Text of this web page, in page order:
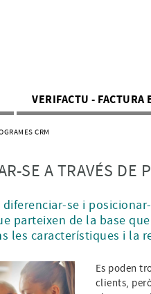
VERIFACTU - FACTURA
CRM
SE A TRAVÉS DE
se i
parteixen de la base
les característiques i la
Es poden
clients,